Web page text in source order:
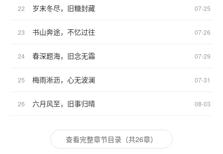
22 岁末冬尽，旧糖封藏 07-25
23 书山奔途，不忆过往 07-26
24 春深题海，旧念无霜 07-29
25 梅雨淅沥，心无波澜 07-31
26 六月风至，旧事归晴 08-03
查看完整章节目录（共26章）